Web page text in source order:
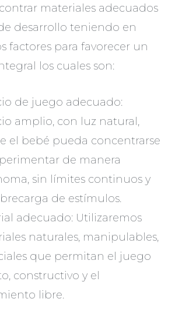
materiales adecuados
desarrollo teniendo en
factores para favorecer un
los cuales son:
de juego adecuado:
amplio, con luz natural,
el bebé pueda concentrarse
de manera
sin límites continuos y
de estímulos.
adecuado: Utilizaremos
naturales, manipulables,
que permitan el juego
constructivo y el
libre.